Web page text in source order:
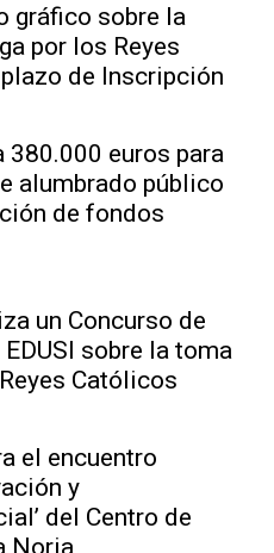
gráfico sobre la
por los Reyes
de Inscripción
380.000 euros para
alumbrado público
de fondos
un Concurso de
sobre la toma
Católicos
el encuentro
y
del Centro de
Noria